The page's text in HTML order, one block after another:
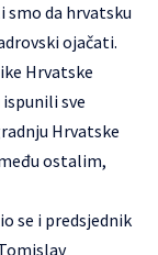
smo da hrvatsku
ojačati.
Hrvatske
sve
Hrvatske
ostalim,
se i predsjednik